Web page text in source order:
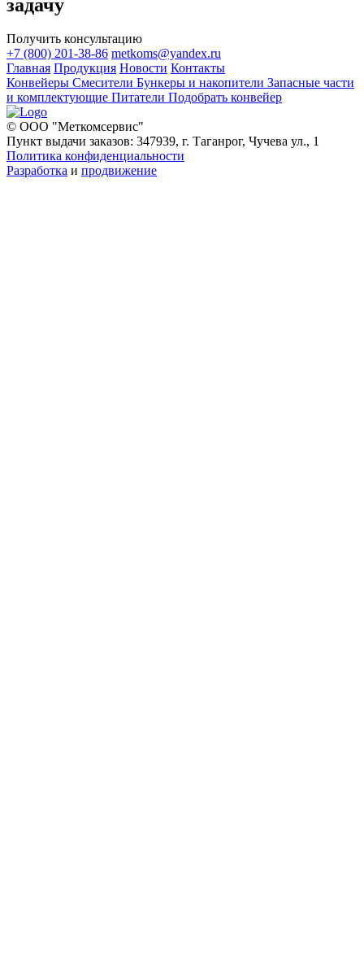
задачу
Получить консультацию
+7 (800) 201-38-86 metkoms@yandex.ru
Главная Продукция Новости Контакты
Конвейеры Смесители Бункеры и накопители Запасные части
и комплектующие Питатели Подобрать конвейер
© ООО "Меткомсервис"
Пункт выдачи заказов: 347939, г. Таганрог, Чучева ул., 1
Политика конфиденциальности
Разработка и продвижение